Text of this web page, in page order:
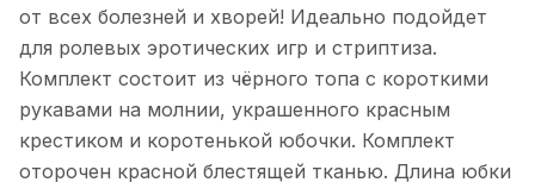
от всех болезней и хворей! Идеально подойдет
для ролевых эротических игр и стриптиза.
Комплект состоит из чёрного топа с короткими
рукавами на молнии, украшенного красным
крестиком и коротенькой юбочки. Комплект
оторочен красной блестящей тканью. Длина юбки